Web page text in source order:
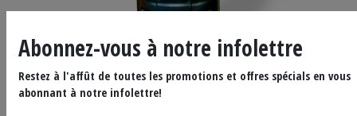
Abonnez-vous à notre infolettre
Restez à l'affût de toutes les promotions et offres spécials en vous
abonnant à notre infolettre!